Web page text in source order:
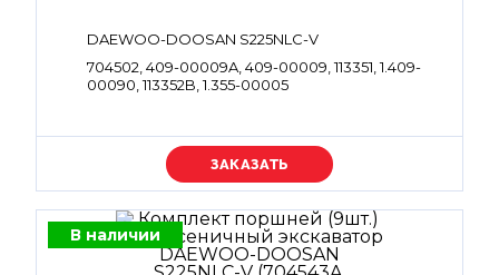
DAEWOO-DOOSAN S225NLC-V
704502, 409-00009A, 409-00009, 113351, 1.409-
00090, 113352B, 1.355-00005
Уточняйте цену
В наличии